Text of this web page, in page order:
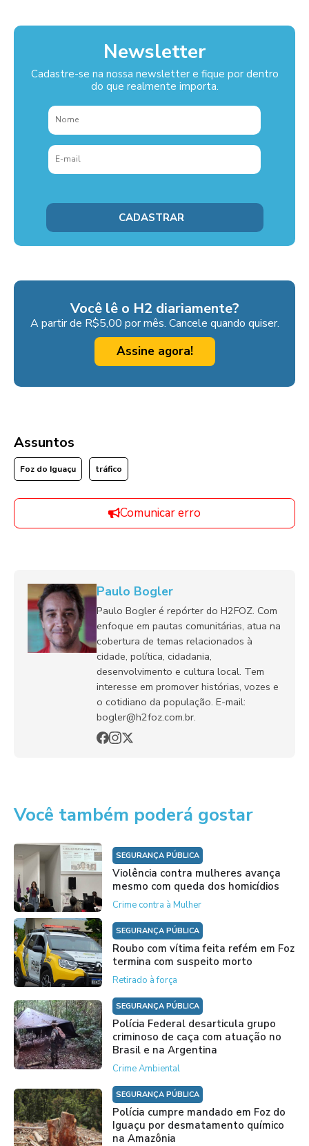
Newsletter
Cadastre-se na nossa newsletter e fique por dentro
do que realmente importa.
Você lê o H2 diariamente?
A partir de R$5,00 por mês. Cancele quando quiser.
Assine agora!
Assuntos
Foz do Iguaçu tráfico
Comunicar erro
Paulo Bogler
Paulo Bogler é repórter do H2FOZ. Com
enfoque em pautas comunitárias, atua na
cobertura de temas relacionados à
cidade, política, cidadania,
desenvolvimento e cultura local. Tem
interesse em promover histórias, vozes e
o cotidiano da população. E-mail:
bogler@h2foz.com.br.
Você também poderá gostar
SEGURANÇA PÚBLICA
Violência contra mulheres avança
mesmo com queda dos homicídios
Crime contra à Mulher
SEGURANÇA PÚBLICA
Roubo com vítima feita refém em Foz
termina com suspeito morto
Retirado à força
SEGURANÇA PÚBLICA
Polícia Federal desarticula grupo
criminoso de caça com atuação no
Brasil e na Argentina
Crime Ambiental
SEGURANÇA PÚBLICA
Polícia cumpre mandado em Foz do
Iguaçu por desmatamento químico
na Amazônia